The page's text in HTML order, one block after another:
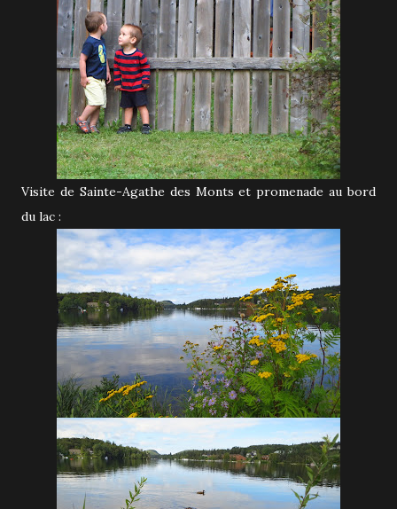
Visite de Sainte-Agathe des Monts et promenade au bord
du lac :